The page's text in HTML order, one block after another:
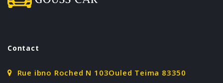
Contact
Rue ibno Roched N 103Ouled Teima 83350